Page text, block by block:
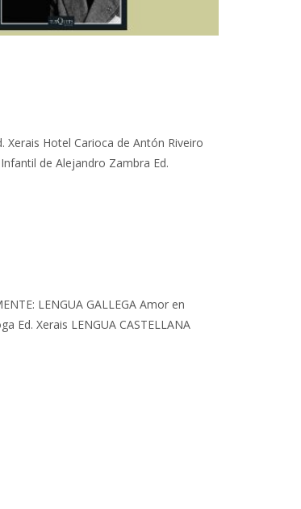
Xerais Hotel Carioca de Antón Riveiro
de Alejandro Zambra Ed.
LENGUA GALLEGA Amor en
Ed. Xerais LENGUA CASTELLANA